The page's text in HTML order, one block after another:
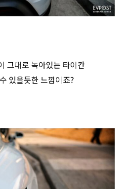
그대로 녹아있는 타이칸
있을듯한 느낌이죠?